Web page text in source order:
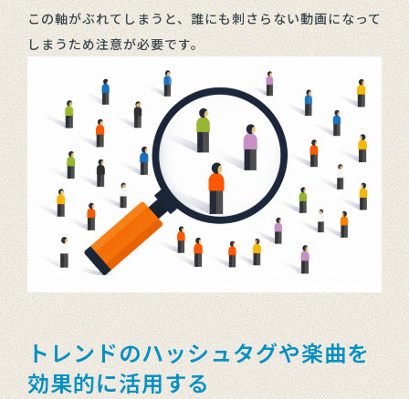
この軸がぶれてしまうと、誰にも刺さらない動画になって
しまうため注意が必要です。
トレンドのハッシュタグや楽曲を
効果的に活用する